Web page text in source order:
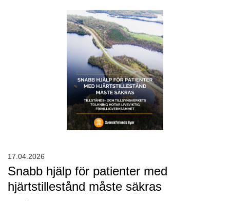
Snabb hjälp för patienter med
hjärtstillestånd måste säkras
17.04.2026